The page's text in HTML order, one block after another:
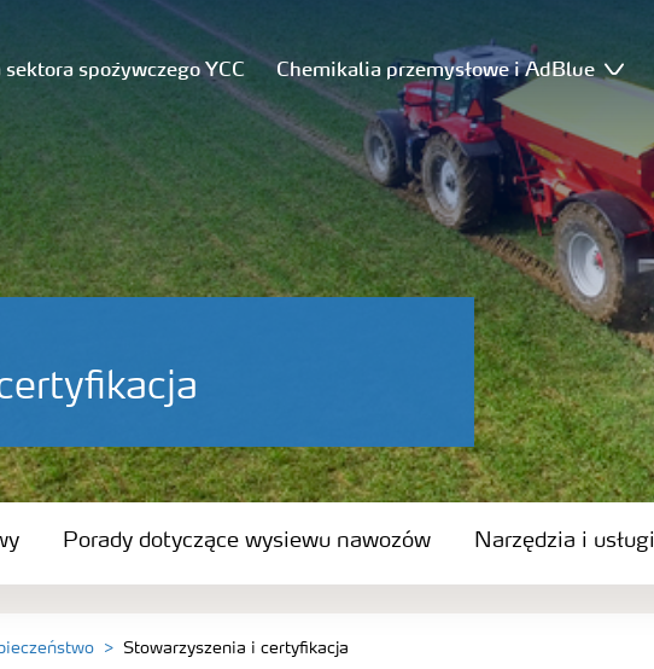
sektora spożywczego YCC Chemikalia przemysłowe i AdBlue
Porady dotyczące wysiewu nawozów Narzędzia i usługi
Stowarzyszenia i certyfikacja